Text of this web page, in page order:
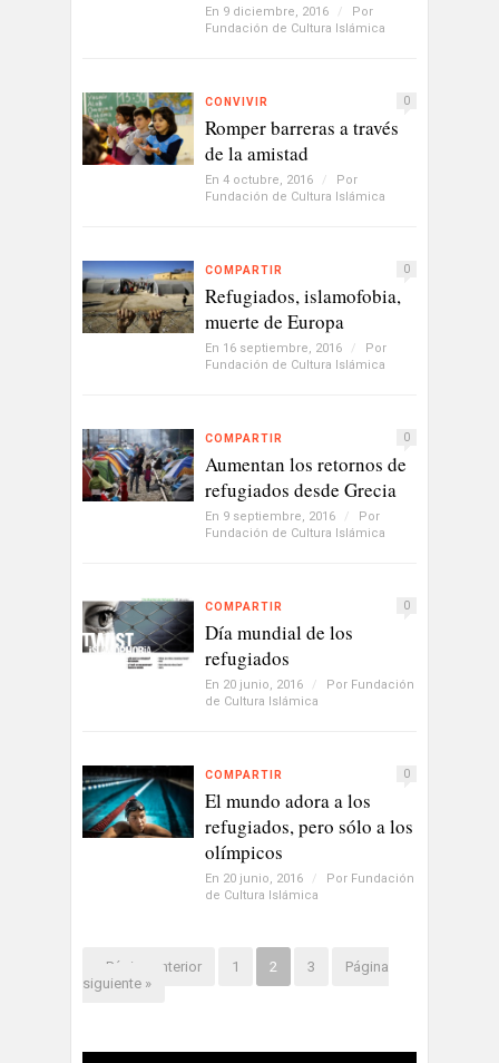
En 9 diciembre, 2016 /
Por
Fundación de Cultura Islámica
CONVIVIR 0
Romper barreras a través
de la amistad
En 4 octubre, 2016 /
Por
Fundación de Cultura Islámica
COMPARTIR 0
Refugiados, islamofobia,
muerte de Europa
En 16 septiembre, 2016 /
Por
Fundación de Cultura Islámica
COMPARTIR 0
Aumentan los retornos de
refugiados desde Grecia
En 9 septiembre, 2016 /
Por
Fundación de Cultura Islámica
COMPARTIR 0
Día mundial de los
refugiados
En 20 junio, 2016 / Por Fundación
de Cultura Islámica
COMPARTIR 0
El mundo adora a los
refugiados, pero sólo a los
olímpicos
En 20 junio, 2016 / Por Fundación
de Cultura Islámica
« Página anterior 1 2 3
Página
siguiente »